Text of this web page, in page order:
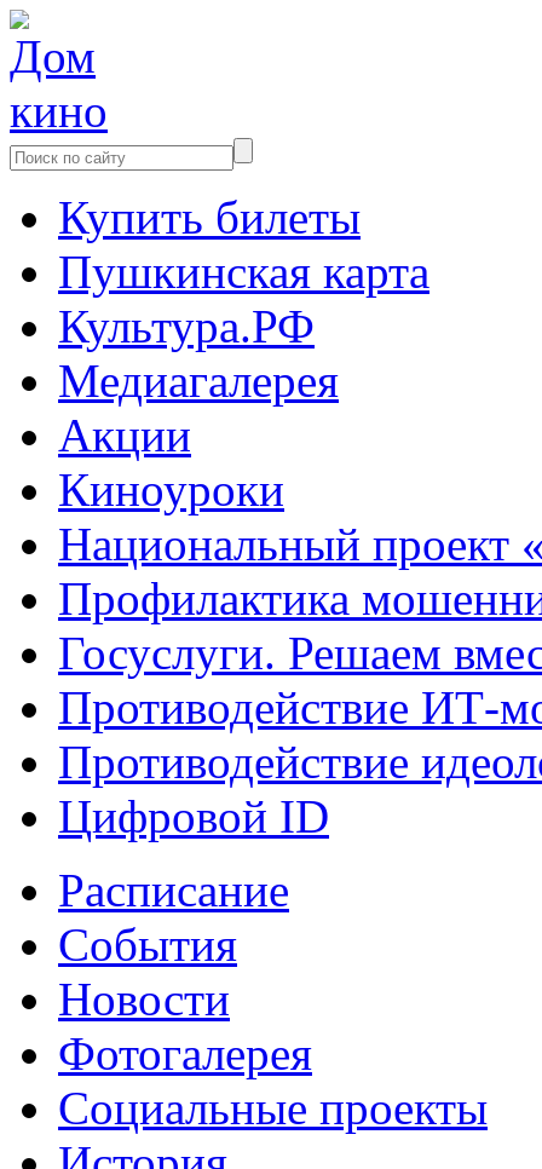
Купить билеты
Пушкинская карта
Культура.РФ
Медиагалерея
Акции
Киноуроки
Национальный проект
Профилактика
Госуслуги. Решаем
Противодействие ИТ-
Противодействие
Цифровой ID
Расписание
События
Новости
Фотогалерея
Социальные проекты